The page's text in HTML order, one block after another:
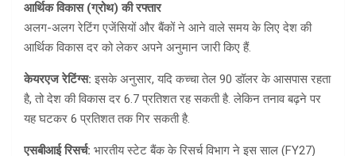
आर्थिक विकास (ग्रोथ) की रफ्तार
अलग-अलग रेटिंग एजेंसियों और बैंकों ने आने वाले समय के लिए देश की
आर्थिक विकास दर को लेकर अपने अनुमान जारी किए हैं.
केयरएज रेटिंग्स:इसके अनुसार, यदि कच्चा तेल 90 डॉलर के आसपास रहता
है, तो देश की विकास दर 6.7 प्रतिशत रह सकती है. लेकिन तनाव बढ़ने पर
यह घटकर 6 प्रतिशत तक गिर सकती है.
एसबीआई रिसर्च: भारतीय स्टेट बैंक के रिसर्च विभाग ने इस साल (FY27)